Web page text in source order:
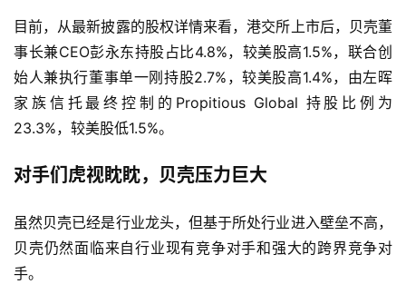
目前，从最新披露的股权详情来看，港交所上市后，贝壳董
事长兼CEO彭永东持股占比4.8%，较美股高1.5%，联合创
始人兼执行董事单一刚持股2.7%，较美股高1.4%，由左晖
家族信托最终控制的Propitious Global 持股比例为
23.3%，较美股低1.5%。
对手们虎视眈眈，贝壳压力巨大
虽然贝壳已经是行业龙头，但基于所处行业进入壁垒不高，
贝壳仍然面临来自行业现有竞争对手和强大的跨界竞争对
手。